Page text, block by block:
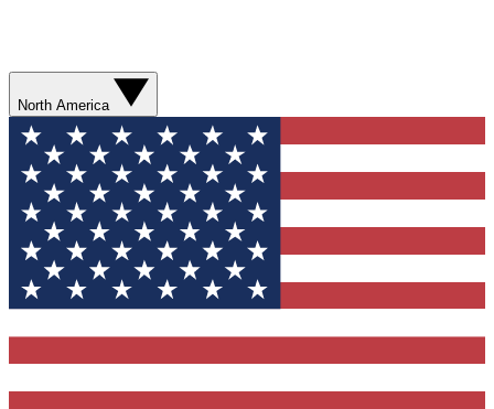
North America